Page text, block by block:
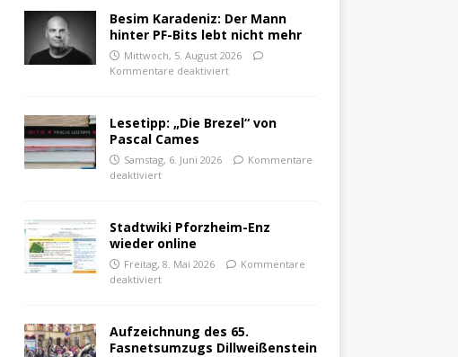
Besim Karadeniz: Der Mann
hinter PF-Bits lebt nicht mehr
Mittwoch, 5. August 2026
Kommentare deaktiviert
Lesetipp: „Die Brezel“ von
Pascal Cames
Samstag, 6. Juni 2026
Kommentare
deaktiviert
Stadtwiki Pforzheim-Enz
wieder online
Freitag, 8. Mai 2026
Kommentare
deaktiviert
Aufzeichnung des 65.
Fasnetsumzugs Dillweißenstein